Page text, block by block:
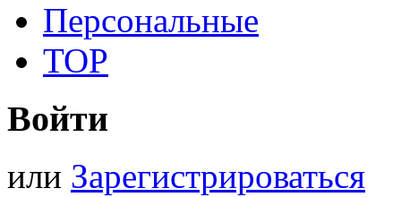
Персональные
TOP
Войти
или Зарегистрироваться